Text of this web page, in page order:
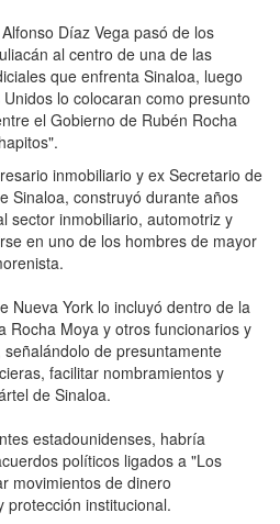
Díaz Vega pasó de los
al centro de una de las
que enfrenta Sinaloa, luego
lo colocaran como presunto
el Gobierno de Rubén Rocha
inmobiliario y ex Secretario de
Sinaloa, construyó durante años
sector inmobiliario, automotriz y
en uno de los hombres de mayor
Nueva York lo incluyó dentro de la
Rocha Moya y otros funcionarios y
de presuntamente
facilitar nombramientos y
de Sinaloa.
estadounidenses, habría
políticos ligados a "Los
movimientos de dinero
protección institucional.